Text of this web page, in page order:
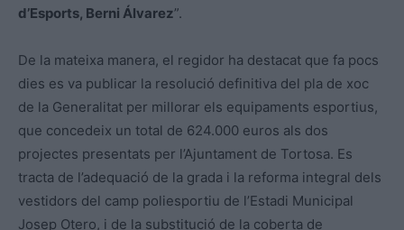
d’Esports, Berni Álvarez”.
De la mateixa manera, el regidor ha destacat que fa pocs
dies es va publicar la resolució definitiva del pla de xoc
de la Generalitat per millorar els equipaments esportius,
que concedeix un total de 624.000 euros als dos
projectes presentats per l’Ajuntament de Tortosa. Es
tracta de l’adequació de la grada i la reforma integral dels
vestidors del camp poliesportiu de l’Estadi Municipal
Josep Otero, i de la substitució de la coberta de